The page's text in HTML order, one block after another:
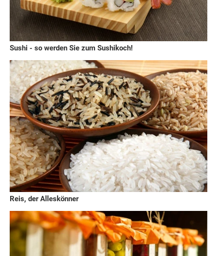
Sushi - so werden Sie zum Sushikoch!
Reis, der Alleskönner